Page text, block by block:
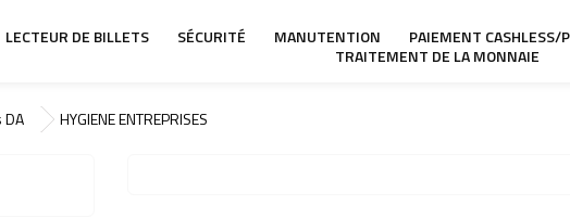
LECTEUR DE BILLETS SÉCURITÉ MANUTENTION PAIEMENT CASHLESS/
TRAITEMENT DE LA MONNAIE
HYGIENE ENTREPRISES